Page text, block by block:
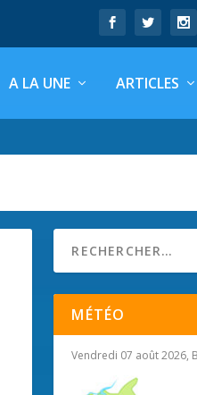
A LA UNE ARTICLES
MÉTÉO
Vendredi 07 août 2026,